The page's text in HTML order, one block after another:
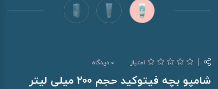
امتیاز 0 دیدگاه
شامپو بچه فیتوکید حجم 200 میلی لیتر